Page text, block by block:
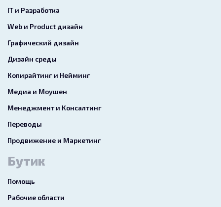
IT и Разработка
Web и Product дизайн
Графический дизайн
Дизайн среды
Копирайтинг и Нейминг
Медиа и Моушен
Менеджмент и Консалтинг
Переводы
Продвижение и Маркетинг
Бутик
Помощь
Рабочие области